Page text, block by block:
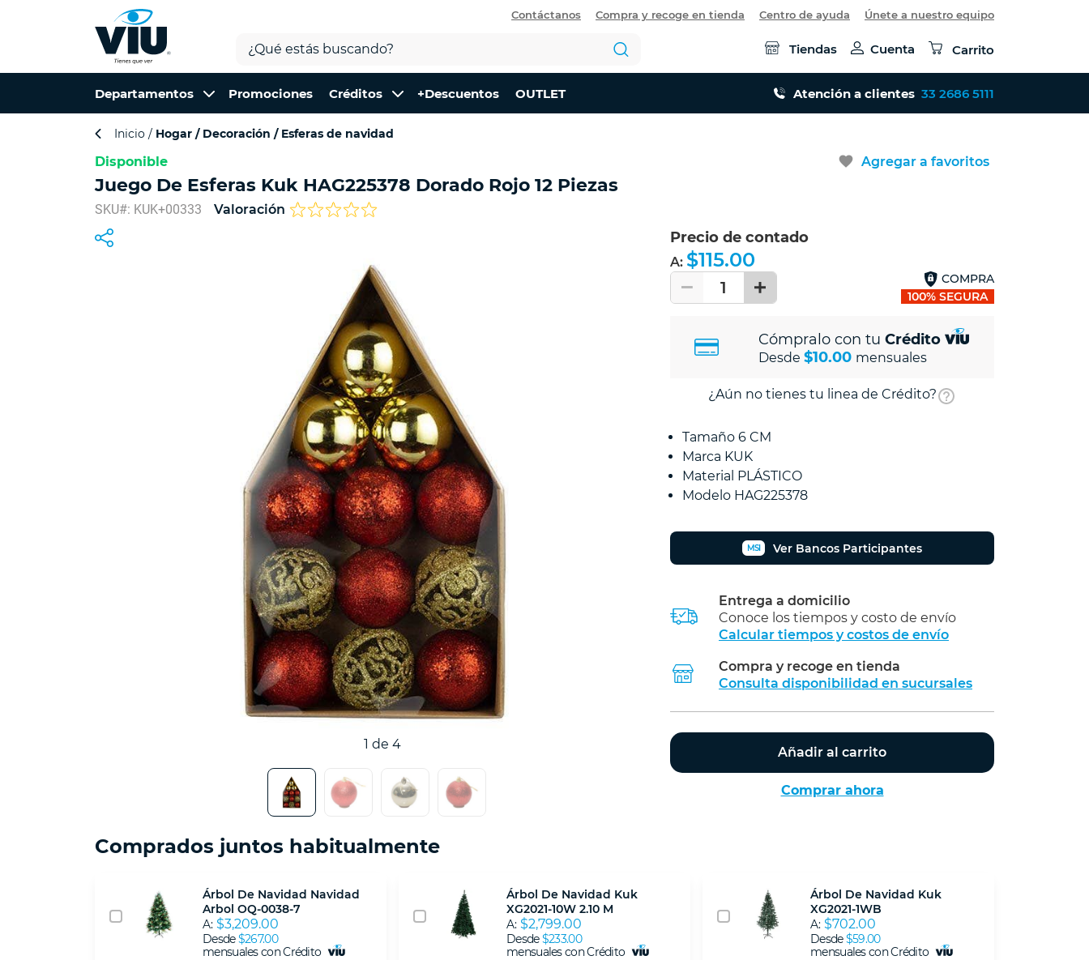
Contáctanos Compra y recoge en tienda Centro de ayuda Únete a nuestro equipo
Tiendas Cuenta Carrito
Departamentos Promociones Créditos +Descuentos OUTLET Atención a clientes 33 2686 5111
Inicio Hogar Decoración Esferas de navidad
favorite Agregar a favoritos
1 de 4
Disponible
Juego De Esferas Kuk HAG225378 Dorado Rojo 12 Piezas
SKU#: KUK+00333 Valoración
Precio de contado
A: $115.00
1
COMPRA
100% SEGURA
Cómpralo con tu Crédito
Desde $10.00 mensuales
¿Aún no tienes tu linea de Crédito?
Tamaño 6 CM
Marca KUK
Material PLÁSTICO
Modelo HAG225378
MSI Ver Bancos Participantes
Entrega a domicilio
Conoce los tiempos y costo de envío
Calcular tiempos y costos de envío
Calcular
Compra y recoge en tienda
Consulta disponibilidad en sucursales
Añadir al carrito
Comprar ahora
Comprados juntos habitualmente
Árbol De Navidad Navidad
Arbol OQ-0038-7
A: $3,209.00
Desde$267.00
mensuales con Crédito
Árbol De Navidad Kuk
XG2021-10W 2.10 M
A: $2,799.00
Desde$233.00
mensuales con Crédito
Árbol De Navidad Kuk
XG2021-1WB
A: $702.00
Desde$59.00
mensuales con Crédito